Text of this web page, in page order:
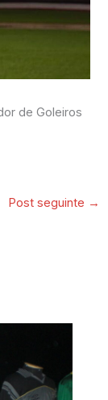
de Goleiros
Post seguinte →